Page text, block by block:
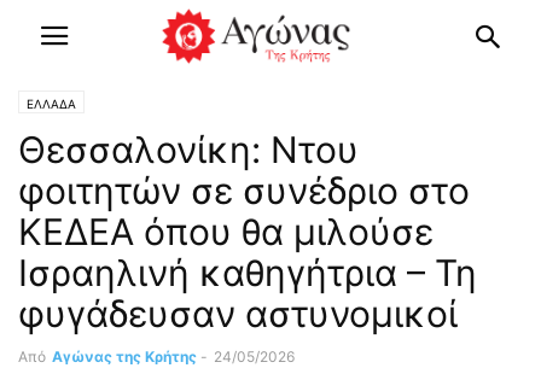
ΕΛΛΑΔΑ
Θεσσαλονίκη: Ντου
φοιτητών σε συνέδριο στο
ΚΕΔΕΑ όπου θα μιλούσε
Ισραηλινή καθηγήτρια – Τη
φυγάδευσαν αστυνομικοί
Από Αγώνας της Κρήτης - 24/05/2026